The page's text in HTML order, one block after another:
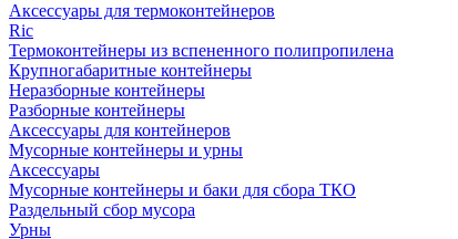
Аксессуары для термоконтейнеров
Ric
Термоконтейнеры из вспененного полипропилена
Крупногабаритные контейнеры
Неразборные контейнеры
Разборные контейнеры
Аксессуары для контейнеров
Мусорные контейнеры и урны
Аксессуары
Мусорные контейнеры и баки для сбора ТКО
Раздельный сбор мусора
Урны